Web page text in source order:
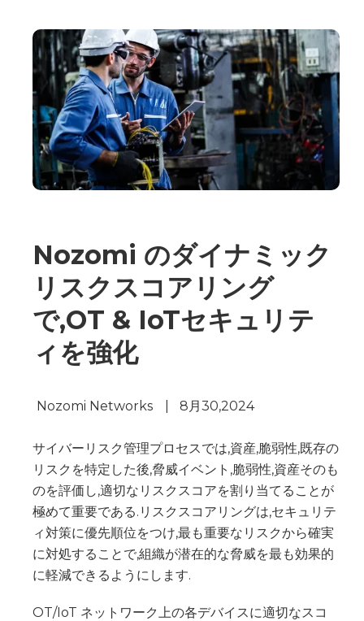
Nozomi のダイナミック
リスクスコアリング
で,OT & IoTセキュリテ
ィを強化
Nozomi Networks 8月30,2024
サイバーリスク管理プロセスでは,資産,脆弱性,既存の
リスクを特定した後,脅威イベント,脆弱性,資産そのも
のを評価し,適切なリスクスコアを割り当てることが
極めて重要である.リスクスコアリングは,セキュリテ
ィ対策に優先順位をつけ,最も重要なリスクから確実
に対処することで,組織が潜在的な脅威を最も効果的
に軽減できるようにします.
OT/IoT ネットワーク上の各デバイスに適切なスコ